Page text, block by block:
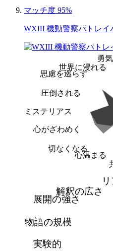
マッチ度 95%
WXIII 機動警察パトレイ
勇
心温まる
切なくなる
心がざわめく
ミステリアス
圧倒される
思慮を巡らす
世界に浸れる
実験的
物語の規模
展開の強さ
解釈の広さ